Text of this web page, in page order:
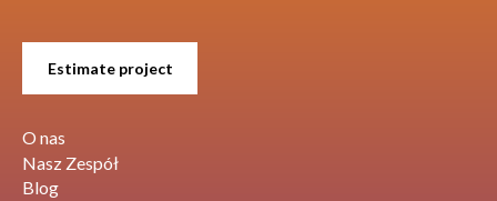
Estimate project
O nas
Nasz Zespół
Blog